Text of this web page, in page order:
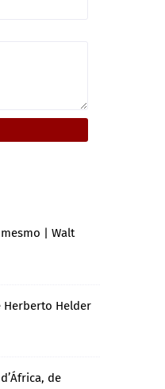
| Walt
Herberto Helder
de